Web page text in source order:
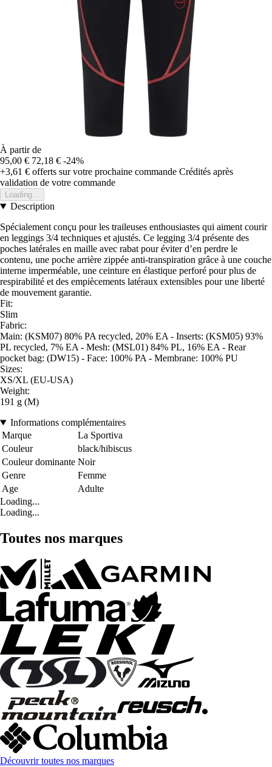
À partir de
95,00 € 72,18 € -24%
+3,61 € offerts sur votre prochaine commande Crédités après
validation de votre commande
Loading...
Description
Spécialement conçu pour les traileuses enthousiastes qui aiment courir
en leggings 3/4 techniques et ajustés. Ce legging 3/4 présente des
poches latérales en maille avec rabat pour éviter d’en perdre le
contenu, une poche arrière zippée anti-transpiration grâce à une couche
interne imperméable, une ceinture en élastique perforé pour plus de
respirabilité et des empiècements latéraux extensibles pour une liberté
de mouvement garantie.
Fit:
Slim
Fabric:
Main: (KSM07) 80% PA recycled, 20% EA - Inserts: (KSM05) 93%
PL recycled, 7% EA - Mesh: (MSL01) 84% PL, 16% EA - Rear
pocket bag: (DW15) - Face: 100% PA - Membrane: 100% PU
Sizes:
XS/XL (EU-USA)
Weight:
191 g (M)
Informations complémentaires
Marque
La Sportiva
Couleur
black/hibiscus
Couleur dominante Noir
Genre
Femme
Age
Adulte
Loading...
Loading...
Toutes nos marques
Découvrir toutes nos marques